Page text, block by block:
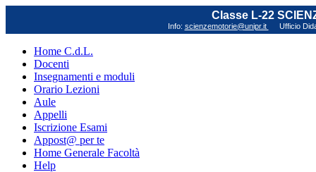
Classe L-22
Info: scienzemotorie@unipr.it Ufficio
Home C.d.L.
Docenti
Insegnamenti e moduli
Orario Lezioni
Aule
Appelli
Iscrizione Esami
Appost@ per te
Home Generale Facoltà
Help